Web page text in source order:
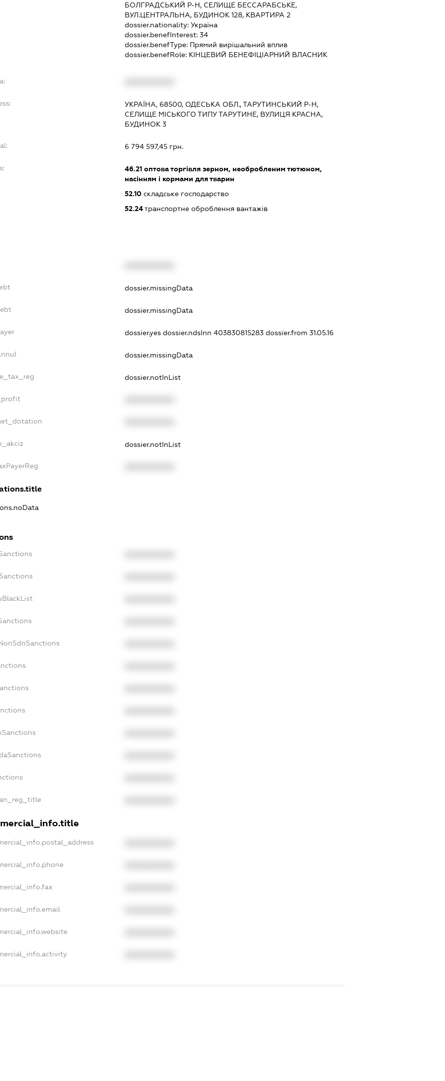
БОЛГРАДСЬКИЙ Р-Н, СЕЛИЩЕ БЕССАРАБСЬКЕ,
ВУЛ.ЦЕНТРАЛЬНА, БУДИНОК 128, КВАРТИРА 2
dossier.nationality: Україна
dossier.benefInterest: 34
dossier.benefType: Прямий вирішальний вплив
dossier.benefRole: КІНЦЕВИЙ БЕНЕФІЦІАРНИЙ ВЛАСНИК
УКРАЇНА, 68500, ОДЕСЬКА ОБЛ., ТАРУТИНСЬКИЙ Р-Н,
СЕЛИЩЕ МІСЬКОГО ТИПУ ТАРУТИНЕ, ВУЛИЦЯ КРАСНА,
БУДИНОК 3
6 794 597,45 грн.
46.21оптова торгівля зерном, необробленим тютюном,
насінням і кормами для тварин
52.10складське господарство
52.24транспортне оброблення вантажів
dossier.missingData
dossier.missingData
dossier.yes dossier.ndsInn 403830815283 dossier.from 31.05.16
dossier.missingData
dossier.notInList
dossier.notInList